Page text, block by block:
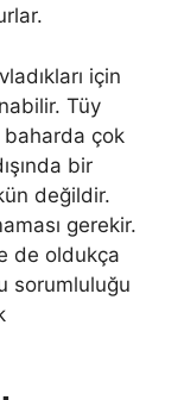
için
Tüy
baharda çok
bir
değildir.
gerekir.
de oldukça
sorumluluğu